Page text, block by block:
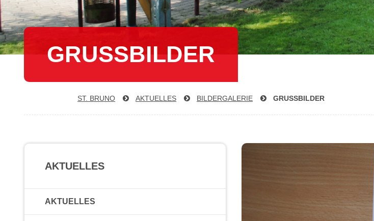
GRUSSBILDER
ST. BRUNO AKTUELLES BIL­DER­GA­LE­RIE GRUSSBILDER
AKTUELLES
AKTUELLES